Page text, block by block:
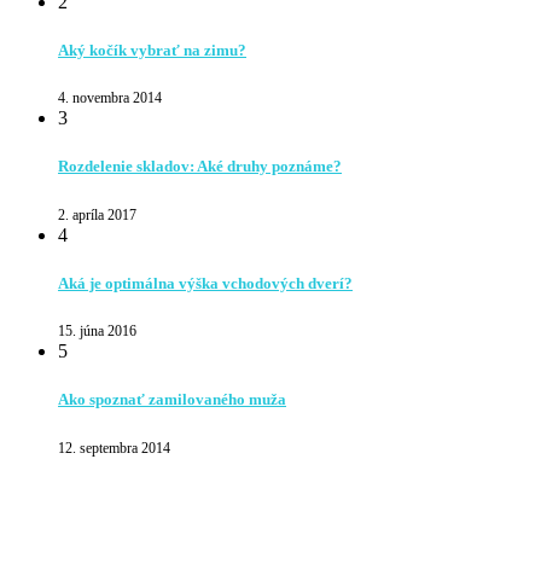
Aký kočík vybrať na zimu?
4. novembra 2014
3
Rozdelenie skladov: Aké druhy poznáme?
2. apríla 2017
4
Aká je optimálna výška vchodových dverí?
15. júna 2016
5
Ako spoznať zamilovaného muža
12. septembra 2014